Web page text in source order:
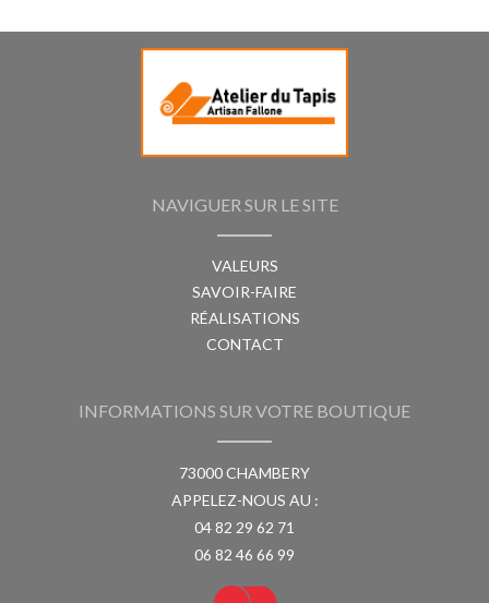
NAVIGUER SUR LE SITE
VALEURS
SAVOIR-FAIRE
RÉALISATIONS
CONTACT
INFORMATIONS SUR VOTRE BOUTIQUE
73000 CHAMBERY
APPELEZ-NOUS AU :
04 82 29 62 71
06 82 46 66 99